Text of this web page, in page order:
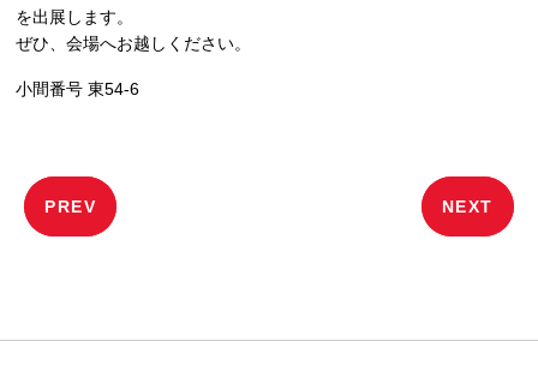
を出展します。
ぜひ、会場へお越しください。
小間番号 東54-6
ー
PREV NEXT